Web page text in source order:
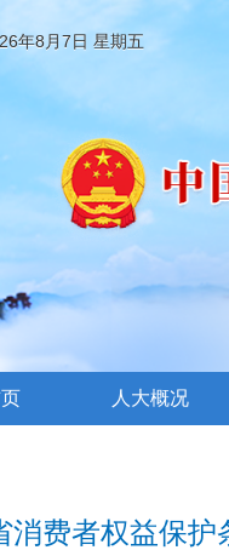
年8月7日 星期五
人大概况
消费者权益保